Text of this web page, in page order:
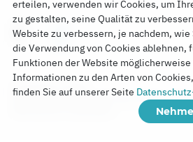
Copyright © 2026
Watch Tower Bible and Tract Society of
erteilen, verwenden wir Cookies, um
zu gestalten, seine Qualität zu
Website zu verbessern, je nachdem, wie
die Verwendung von Cookies ablehnen,
Funktionen der Website
Informationen zu den Arten von
finden Sie auf unserer Seite